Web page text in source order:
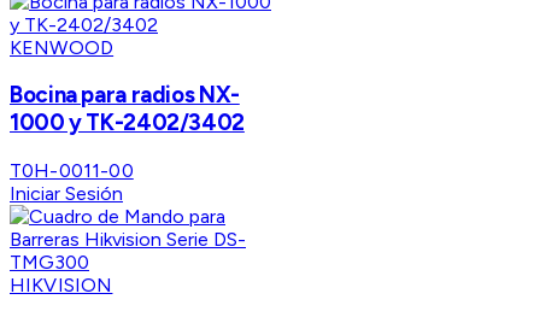
KENWOOD
Bocina para radios NX-
1000 y TK-2402/3402
T0H-0011-00
Iniciar Sesión
HIKVISION